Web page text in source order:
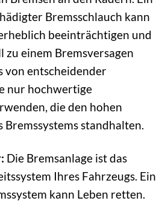
Bremsschlauch kann
beeinträchtigen und
zu einem Bremsversagen
von entscheidender
nur hochwertige
die den hohen
standhalten.
Die Bremsanlage ist das
Ihres Fahrzeugs. Ein
kann Leben retten.